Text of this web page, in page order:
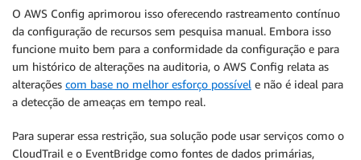
O AWS Config aprimorou isso oferecendo rastreamento contínuo
da configuração de recursos sem pesquisa manual. Embora isso
funcione muito bem para a conformidade da configuração e para
um histórico de alterações na auditoria, o AWS Config relata as
alterações com base no melhor esforço possível e não é ideal para
a detecção de ameaças em tempo real.
Para superar essa restrição, sua solução pode usar serviços como o
CloudTrail e o EventBridge como fontes de dados primárias,